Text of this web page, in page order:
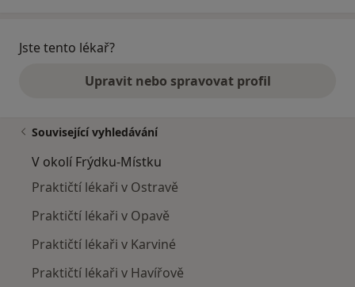
Jste tento lékař?
Upravit nebo spravovat profil
Související vyhledávání
V okolí Frýdku-Místku
Praktičtí lékaři v Ostravě
Praktičtí lékaři v Opavě
Praktičtí lékaři v Karviné
Praktičtí lékaři v Havířově